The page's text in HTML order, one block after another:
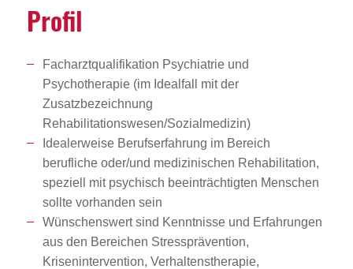
Profil
Facharztqualifikation Psychiatrie und
Psychotherapie (im Idealfall mit der
Zusatzbezeichnung
Rehabilitationswesen/Sozialmedizin)
Idealerweise Berufserfahrung im Bereich
berufliche oder/und medizinischen Rehabilitation,
speziell mit psychisch beeinträchtigten Menschen
sollte vorhanden sein
Wünschenswert sind Kenntnisse und Erfahrungen
aus den Bereichen Stressprävention,
Krisenintervention, Verhaltenstherapie,